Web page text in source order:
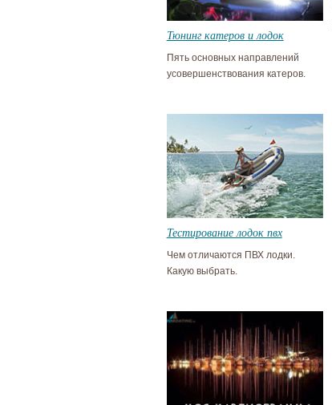
Тюнинг катеров и лодок
Пять основных направлений
усовершенствования катеров.
Тестирование лодок пвх
Чем отличаются ПВХ лодки.
Какую выбрать.